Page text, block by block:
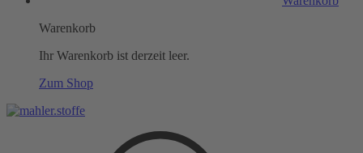
Warenkorb
Ihr Warenkorb ist derzeit leer.
Zum Shop